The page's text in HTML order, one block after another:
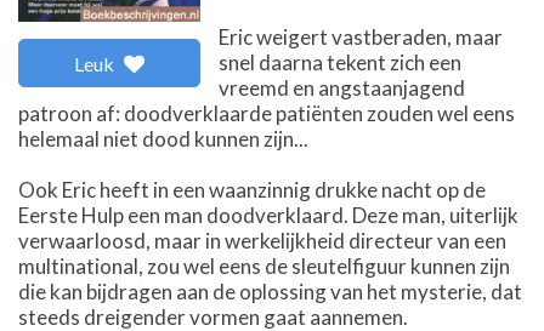
Leuk
Eric weigert vastberaden, maar
snel daarna tekent zich een
vreemd en angstaanjagend
patroon af: doodverklaarde patiënten zouden wel eens
helemaal niet dood kunnen zijn...
Ook Eric heeft in een waanzinnig drukke nacht op de
Eerste Hulp een man doodverklaard. Deze man, uiterlijk
verwaarloosd, maar in werkelijkheid directeur van een
multinational, zou wel eens de sleutelfiguur kunnen zijn
die kan bijdragen aan de oplossing van het mysterie, dat
steeds dreigender vormen gaat aannemen.